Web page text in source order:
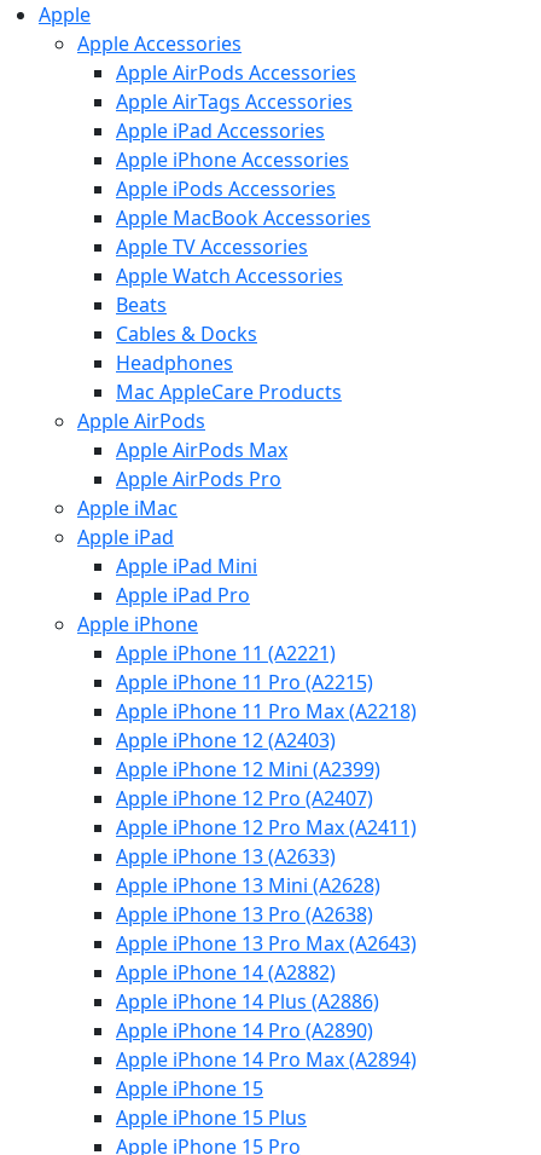
Apple
Apple Accessories
Apple AirPods Accessories
Apple AirTags Accessories
Apple iPad Accessories
Apple iPhone Accessories
Apple iPods Accessories
Apple MacBook Accessories
Apple TV Accessories
Apple Watch Accessories
Beats
Cables & Docks
Headphones
Mac AppleCare Products
Apple AirPods
Apple AirPods Max
Apple AirPods Pro
Apple iMac
Apple iPad
Apple iPad Mini
Apple iPad Pro
Apple iPhone
Apple iPhone 11 (A2221)
Apple iPhone 11 Pro (A2215)
Apple iPhone 11 Pro Max (A2218)
Apple iPhone 12 (A2403)
Apple iPhone 12 Mini (A2399)
Apple iPhone 12 Pro (A2407)
Apple iPhone 12 Pro Max (A2411)
Apple iPhone 13 (A2633)
Apple iPhone 13 Mini (A2628)
Apple iPhone 13 Pro (A2638)
Apple iPhone 13 Pro Max (A2643)
Apple iPhone 14 (A2882)
Apple iPhone 14 Plus (A2886)
Apple iPhone 14 Pro (A2890)
Apple iPhone 14 Pro Max (A2894)
Apple iPhone 15
Apple iPhone 15 Plus
Apple iPhone 15 Pro